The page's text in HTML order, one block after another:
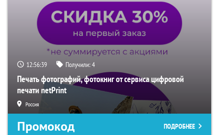
12:56:38 Получили:4
Печать фотографий, фотокниг от сервиса цифровой
печати netPrint
Россия
Промокод ПОДРОБНЕЕ